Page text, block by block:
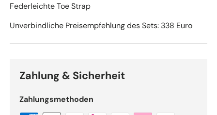
Federleichte Toe Strap
Unverbindliche Preisempfehlung des Sets: 338 Euro
Zahlung & Sicherheit
Zahlungsmethoden